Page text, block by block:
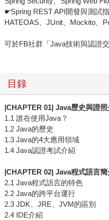
☛Spring REST API開發與測試
HATEOAS、JUnit、Mockito、
可於FB社群「Java技術與認證
目錄
|CHAPTER 01| Java歷史與證
1.1 誰在使用Java？
1.2 Java的歷史
1.3 Java的4大應用領域
1.4 Java認證考試介紹
|CHAPTER 02| Java程式語言簡
2.1 Java程式語言的特色
2.2 Java的跨平台運行
2.3 JDK、JRE、JVM的區別
2.4 IDE介紹